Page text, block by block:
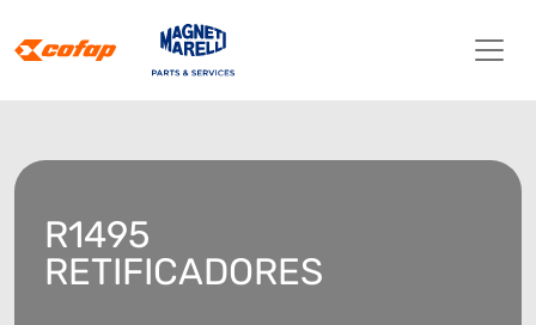
R1495
RETIFICADORES